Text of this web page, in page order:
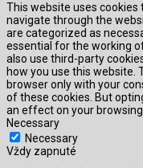
This website uses cookies
navigate through the
are categorized as
essential for the working
also use third-party
how you use this website.
browser only with your
of these cookies. But
an effect on your browsing
Necessary
Necessary
Vždy zapnuté